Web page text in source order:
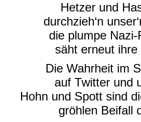
Hetzer und
durchzieh‘n
die plumpe Nazi-
säht erneut ihre
Die Wahrheit im
auf Twitter und
Hohn und Spott sind
gröhlen Beifall